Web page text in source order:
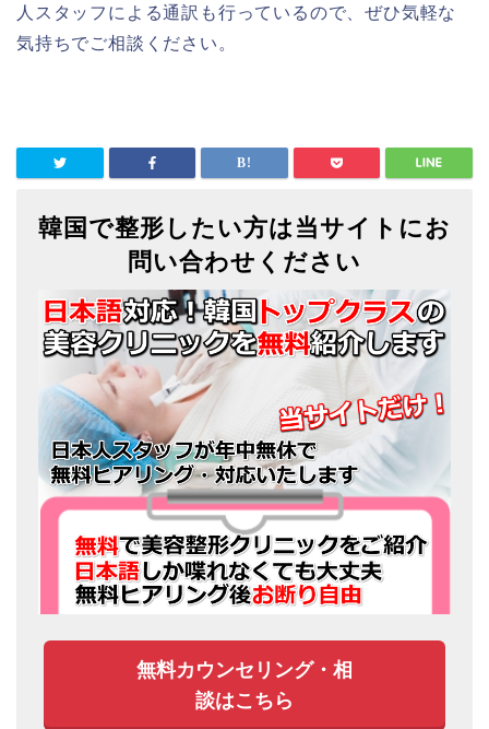
人スタッフによる通訳も行っているので、ぜひ気軽な
気持ちでご相談ください。
韓国で整形したい方は当サイトにお
問い合わせください
無料カウンセリング・相
談はこちら